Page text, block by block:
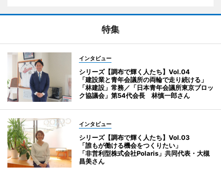
特集
インタビュー
シリーズ【調布で輝く人たち】Vol.04
「建設業と青年会議所の両輪で走り続ける」
「林建設」常務／「日本青年会議所東京ブロッ
ク協議会」第54代会長 林慎一郎さん
インタビュー
シリーズ【調布で輝く人たち】Vol.03
「誰もが働ける機会をつくりたい」
「非営利型株式会社Polaris」共同代表・大槻
昌美さん